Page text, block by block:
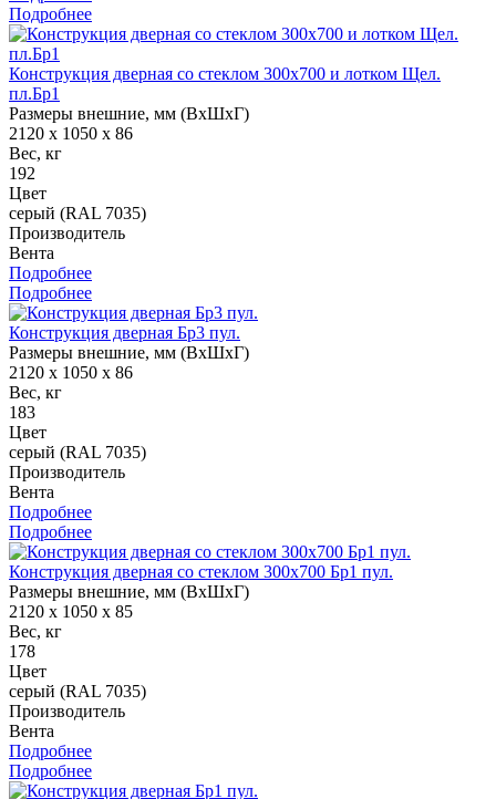
Подробнее
Конструкция дверная со стеклом 300х700 и лотком Щел.
пл.Бр1
Размеры внешние, мм (ВхШхГ)
2120 x 1050 x 86
Вес, кг
192
Цвет
серый (RAL 7035)
Производитель
Вента
Подробнее
Подробнее
Конструкция дверная Бр3 пул.
Размеры внешние, мм (ВхШхГ)
2120 x 1050 x 86
Вес, кг
183
Цвет
серый (RAL 7035)
Производитель
Вента
Подробнее
Подробнее
Конструкция дверная со стеклом 300х700 Бр1 пул.
Размеры внешние, мм (ВхШхГ)
2120 x 1050 x 85
Вес, кг
178
Цвет
серый (RAL 7035)
Производитель
Вента
Подробнее
Подробнее